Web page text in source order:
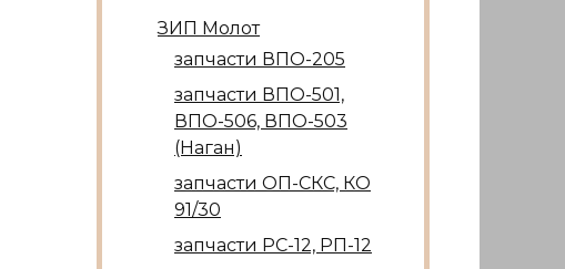
ЗИП Молот
запчасти ВПО-205
запчасти ВПО-501,
ВПО-506, ВПО-503
(Наган)
запчасти ОП-СКС, КО
91/30
запчасти РС-12, РП-12